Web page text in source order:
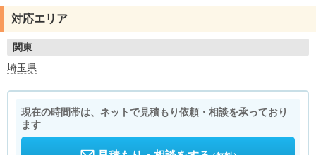
対応エリア
関東
埼玉県
現在の時間帯は、ネットで見積もり依頼・相談を承っており
ます